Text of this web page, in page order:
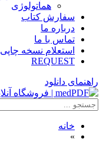
هماتولوژی
سفارش کتاب
درباره ما
تماس با ما
استعلام نسخه چاپی
REQUEST
راهنمای دانلود
خانه
»